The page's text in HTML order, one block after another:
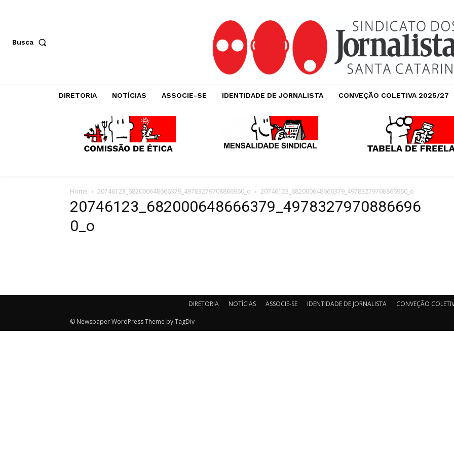
Busca
DIRETORIA NOTÍCIAS ASSOCIE-SE IDENTIDADE DE JORNALISTA CONVEÇÃO COLETIVA 2025/27
Home 20746123_682000648666379_49783279708866960_o 20746123_682000648666379_49783279708866960_o
20746123_682000648666379_4978327970886696
0_o
DIRETORIA NOTÍCIAS ASSOCIE-SE IDENTIDADE DE JORNALISTA CONVEÇÃO
© Newspaper WordPress Theme by TagDiv